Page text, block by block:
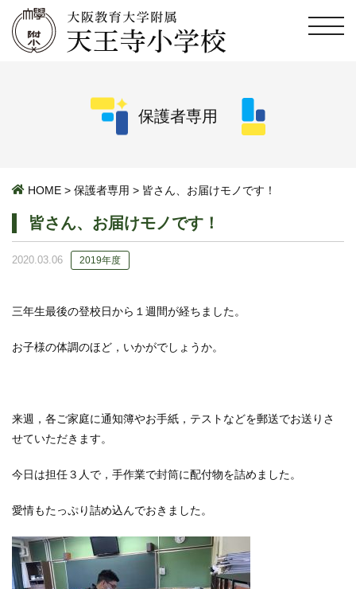
保護者専用
HOME > 保護者専用 > 皆さん、お届けモノです！
皆さん、お届けモノです！
2020.03.06 2019年度
三年生最後の登校日から１週間が経ちました。
お子様の体調のほど，いかがでしょうか。
来週，各ご家庭に通知簿やお手紙，テストなどを郵送でお送りさ
せていただきます。
今日は担任３人で，手作業で封筒に配付物を詰めました。
愛情もたっぷり詰め込んでおきました。